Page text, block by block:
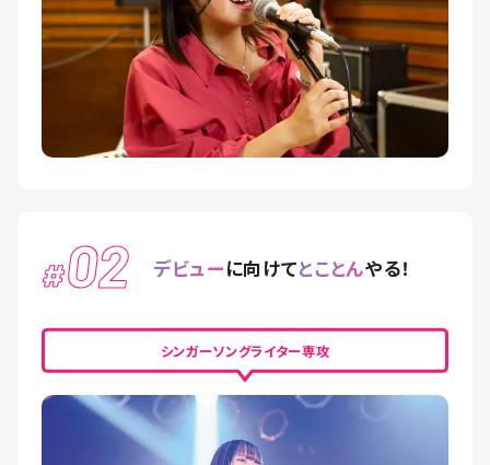
#02 デビューに向けてとことんやる！
シンガーソングライター専攻